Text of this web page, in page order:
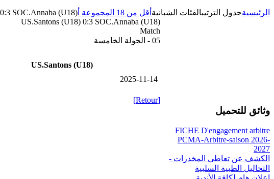
الرئيسيةجدول الترتيبالفئات الشبانية أقل من 18 المجموعة أ
SOC.Annaba (U18)
US.Santons (U18) 0:3 SOC.Annaba (U18)
Match
05 - الجولة الخامسة
US.Santons (U18)
2025-11-14
[Retour]
وثائق للتحميل
FICHE D'engagement arbitre
PCMA-Arbitre-saison 2026-
2027
الكشف عن تعاطي المخدرات -
التحاليل الطبية السلبية